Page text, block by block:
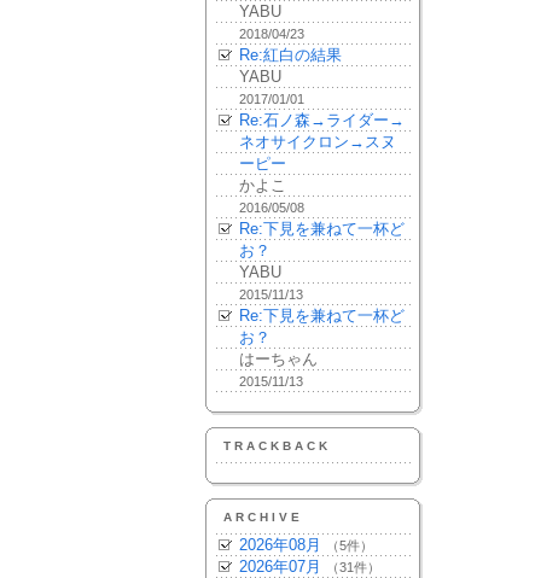
YABU
2018/04/23
Re:紅白の結果
YABU
2017/01/01
Re:石ノ森→ライダー→
ネオサイクロン→スヌ
ーピー
かよこ
2016/05/08
Re:下見を兼ねて一杯ど
お？
YABU
2015/11/13
Re:下見を兼ねて一杯ど
お？
はーちゃん
2015/11/13
TRACKBACK
ARCHIVE
2026年08月 （5件）
2026年07月 （31件）